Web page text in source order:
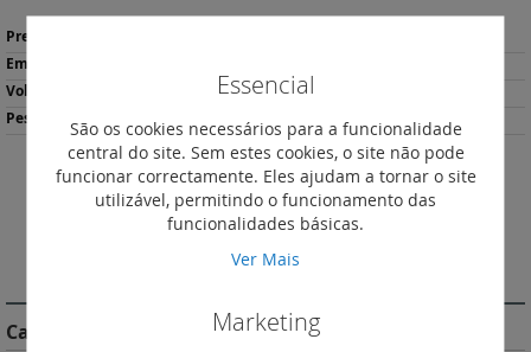
Mais
informação
Descarregar
Ficha de Produto
Imprimir
Saltar
Galeria
de
imagens
DESCRIÇÃO
Características do Produto
Essencial
São os cookies necessários para a funcionalidade
central do site. Sem estes cookies, o site não pode
funcionar correctamente. Eles ajudam a tornar o site
utilizável, permitindo o funcionamento das
funcionalidades básicas.
Ver Mais
Marketing